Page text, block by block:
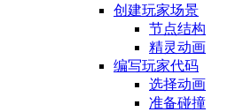
创建玩家场景
节点结构
精灵动画
编写玩家代码
选择动画
准备碰撞